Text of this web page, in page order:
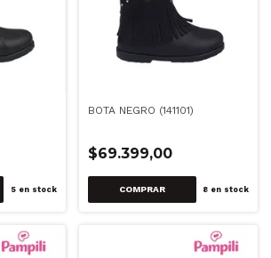
5en stock
BOTA NEGRO (141101)
$69.399,00
COMPRAR 8 en stock